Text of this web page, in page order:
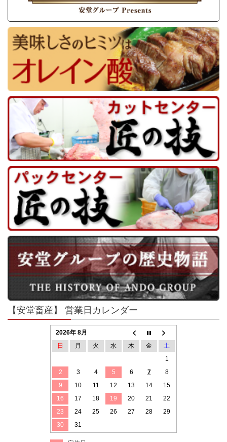
【安堂畜産】 営業日カレンダー
2026年 8月
日
月 火 水 木 金
土
1
2
3 4 5 6 7
8
9
10 11 12 13 14
15
16
17 18 19 20 21
22
23
24 25 26 27 28
29
30
31